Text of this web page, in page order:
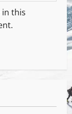
in this